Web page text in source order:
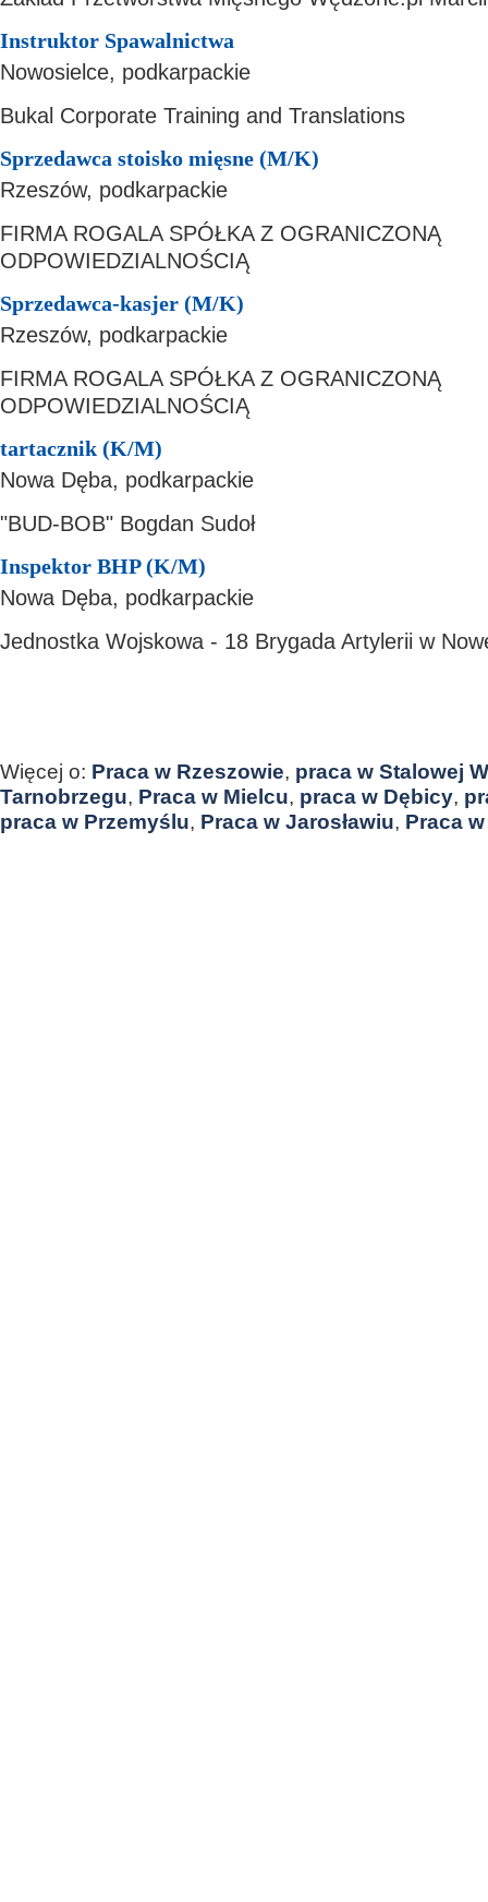
Instruktor Spawalnictwa
Nowosielce, podkarpackie
Bukal Corporate Training and Translations
Sprzedawca stoisko mięsne (M/K)
Rzeszów, podkarpackie
FIRMA ROGALA SPÓŁKA Z OGRANICZONĄ
ODPOWIEDZIALNOŚCIĄ
Sprzedawca-kasjer (M/K)
Rzeszów, podkarpackie
FIRMA ROGALA SPÓŁKA Z OGRANICZONĄ
ODPOWIEDZIALNOŚCIĄ
tartacznik (K/M)
Nowa Dęba, podkarpackie
"BUD-BOB" Bogdan Sudoł
Inspektor BHP (K/M)
Nowa Dęba, podkarpackie
Jednostka Wojskowa - 18 Brygada Artylerii w
Więcej o: Praca w Rzeszowie, praca w Stalowej
Tarnobrzegu, Praca w Mielcu, praca w Dębicy,
praca w Przemyślu, Praca w Jarosławiu, Praca